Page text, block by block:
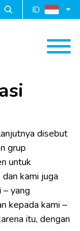
ID
disebut
grup
untuk
kami juga
yang
kepada kami –
itu, dengan